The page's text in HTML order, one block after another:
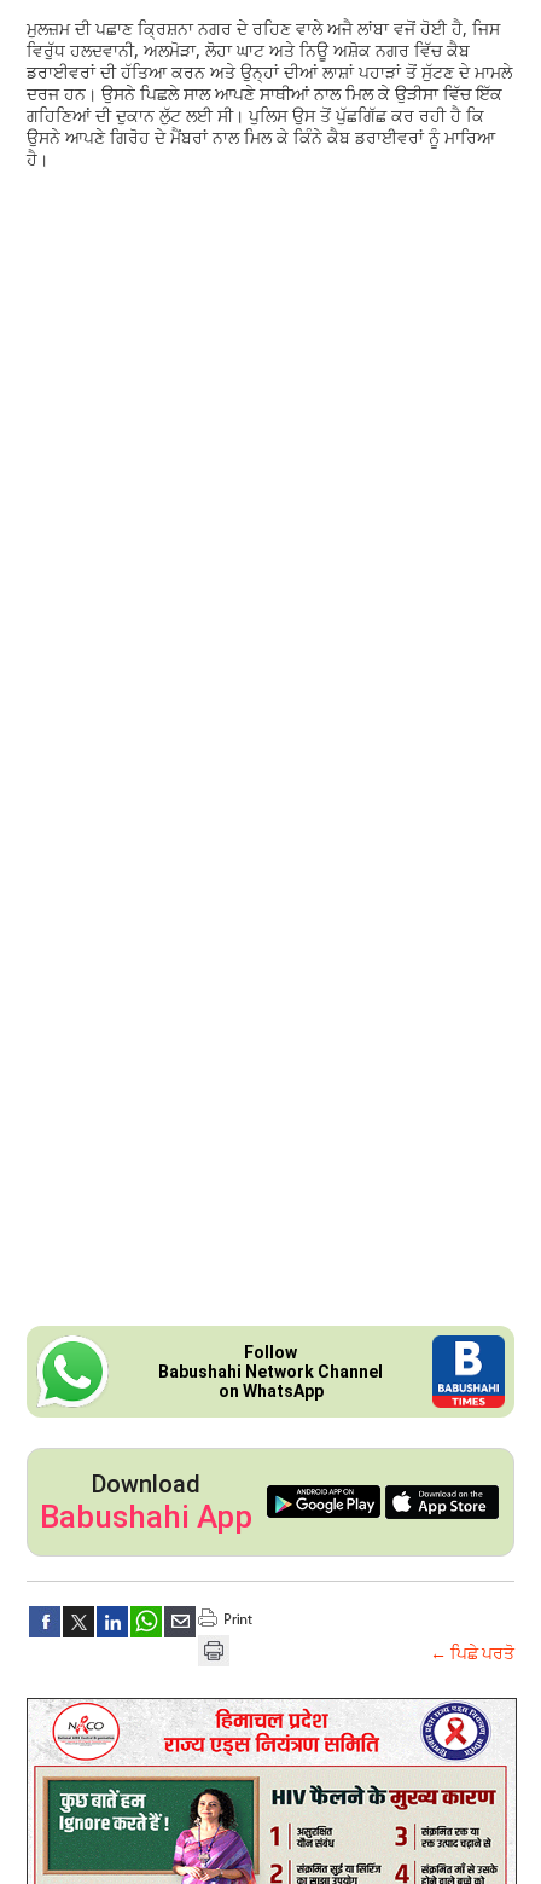
ਮੁਲਜ਼ਮ ਦੀ ਪਛਾਣ ਕ੍ਰਿਸ਼ਨਾ ਨਗਰ ਦੇ ਰਹਿਣ ਵਾਲੇ ਅਜੈ ਲਾਂਬਾ ਵਜੋਂ ਹੋਈ ਹੈ, ਜਿਸ
ਵਿਰੁੱਧ ਹਲਦਵਾਨੀ, ਅਲਮੋੜਾ, ਲੋਹਾ ਘਾਟ ਅਤੇ ਨਿਊ ਅਸ਼ੋਕ ਨਗਰ ਵਿੱਚ ਕੈਬ
ਡਰਾਈਵਰਾਂ ਦੀ ਹੱਤਿਆ ਕਰਨ ਅਤੇ ਉਨ੍ਹਾਂ ਦੀਆਂ ਲਾਸ਼ਾਂ ਪਹਾੜਾਂ ਤੋਂ ਸੁੱਟਣ ਦੇ ਮਾਮਲੇ
ਦਰਜ ਹਨ। ਉਸਨੇ ਪਿਛਲੇ ਸਾਲ ਆਪਣੇ ਸਾਥੀਆਂ ਨਾਲ ਮਿਲ ਕੇ ਉੜੀਸਾ ਵਿੱਚ ਇੱਕ
ਗਹਿਣਿਆਂ ਦੀ ਦੁਕਾਨ ਲੁੱਟ ਲਈ ਸੀ। ਪੁਲਿਸ ਉਸ ਤੋਂ ਪੁੱਛਗਿੱਛ ਕਰ ਰਹੀ ਹੈ ਕਿ
ਉਸਨੇ ਆਪਣੇ ਗਿਰੋਹ ਦੇ ਮੈਂਬਰਾਂ ਨਾਲ ਮਿਲ ਕੇ ਕਿੰਨੇ ਕੈਬ ਡਰਾਈਵਰਾਂ ਨੂੰ ਮਾਰਿਆ
ਹੈ।
Follow
Babushahi Network Channel
on WhatsApp
Download
Babushahi App
← ਪਿਛੇ ਪਰਤੋ